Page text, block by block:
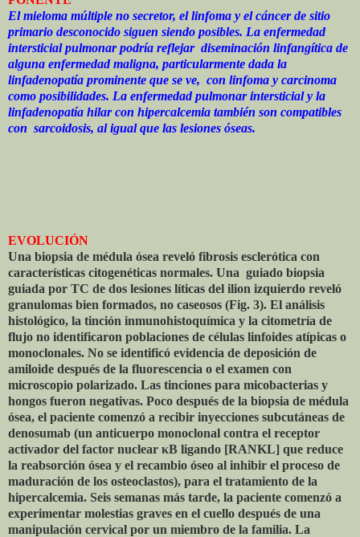
El mieloma múltiple no secretor, el linfoma y el cáncer de sitio
primario desconocido siguen siendo posibles. La enfermedad
intersticial pulmonar podría reflejar diseminación linfangítica de
alguna enfermedad maligna, particularmente dada la
linfadenopatía prominente que se ve, con linfoma y carcinoma
como posibilidades. La enfermedad pulmonar intersticial y la
linfadenopatía hilar con hipercalcemia también son compatibles
con sarcoidosis, al igual que las lesiones óseas.
EVOLUCIÓN
Una biopsia de médula ósea reveló fibrosis esclerótica con
características citogenéticas normales. Una guiado biopsia
guiada por TC de dos lesiones líticas del ilion izquierdo reveló
granulomas bien formados, no caseosos (Fig. 3). El análisis
histológico, la tinción inmunohistoquímica y la citometría de
flujo no identificaron poblaciones de células linfoides atípicas o
monoclonales. No se identificó evidencia de deposición de
amiloide después de la fluorescencia o el examen con
microscopio polarizado. Las tinciones para micobacterias y
hongos fueron negativas. Poco después de la biopsia de médula
ósea, el paciente comenzó a recibir inyecciones subcutáneas de
denosumab (un anticuerpo monoclonal contra el receptor
activador del factor nuclear κB ligando [RANKL] que reduce
la reabsorción ósea y el recambio óseo al inhibir el proceso de
maduración de los osteoclastos), para el tratamiento de la
hipercalcemia. Seis semanas más tarde, la paciente comenzó a
experimentar molestias graves en el cuello después de una
manipulación cervical por un miembro de la familia. La